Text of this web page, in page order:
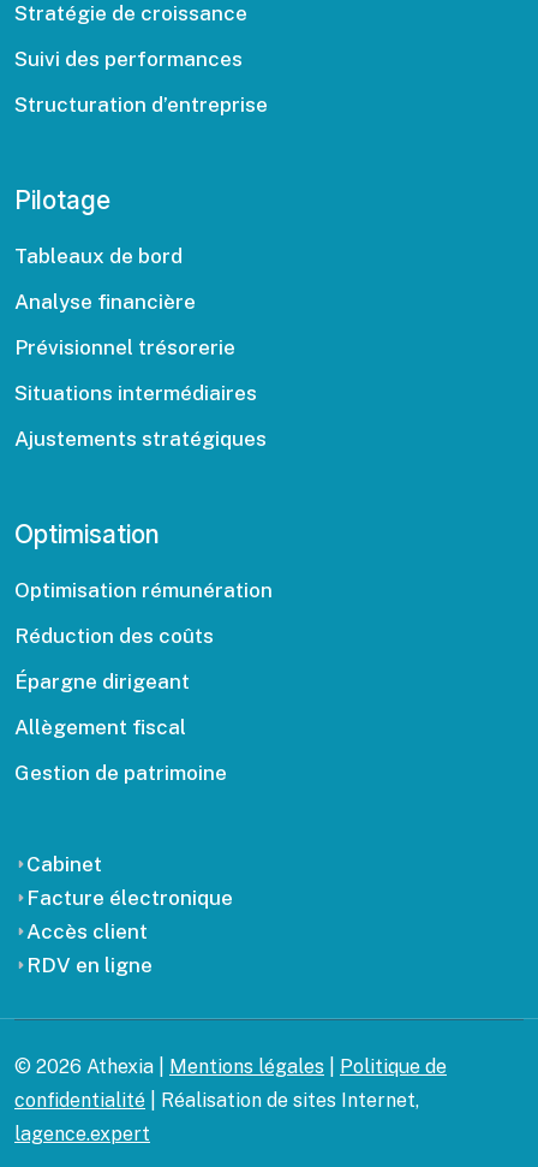
Stratégie de croissance
Suivi des performances
Structuration d’entreprise
Pilotage
Tableaux de bord
Analyse financière
Prévisionnel trésorerie
Situations intermédiaires
Ajustements stratégiques
Optimisation
Optimisation rémunération
Réduction des coûts
Épargne dirigeant
Allègement fiscal
Gestion de patrimoine
Cabinet
Facture électronique
Accès client
RDV en ligne
© 2026 Athexia | Mentions légales
Politique de
confidentialité | Réalisation de sites Internet,
lagence.expert